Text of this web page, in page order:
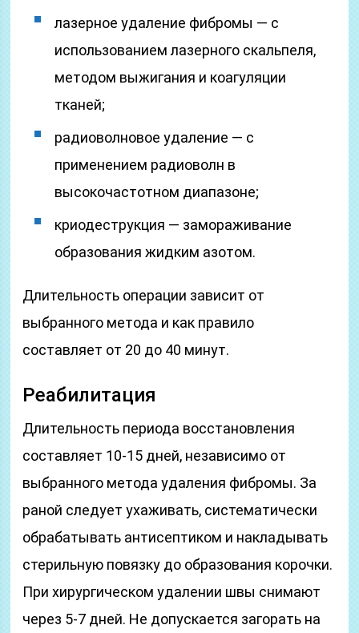
лазерное удаление фибромы — с
использованием лазерного скальпеля,
методом выжигания и коагуляции
тканей;
радиоволновое удаление — с
применением радиоволн в
высокочастотном диапазоне;
криодеструкция — замораживание
образования жидким азотом.
Длительность операции зависит от
выбранного метода и как правило
составляет от 20 до 40 минут.
Реабилитация
Длительность периода восстановления
составляет 10-15 дней, независимо от
выбранного метода удаления фибромы. За
раной следует ухаживать, систематически
обрабатывать антисептиком и накладывать
стерильную повязку до образования корочки.
При хирургическом удалении швы снимают
через 5-7 дней. Не допускается загорать на